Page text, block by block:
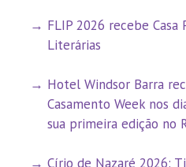
FLIP 2026 recebe Casa
Literárias
Hotel Windsor Barra
Casamento Week nos
sua primeira edição no
Círio de Nazaré 2026: